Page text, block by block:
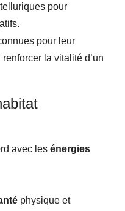
pour
pour leur
la vitalité d’un
avec les énergies
physique et